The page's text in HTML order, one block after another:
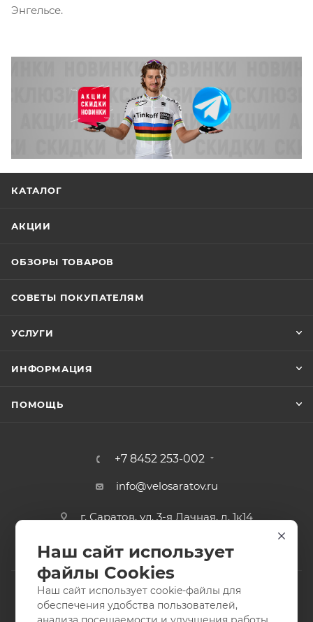
Энгельсе.
КАТАЛОГ
АКЦИИ
ОБЗОРЫ ТОВАРОВ
СОВЕТЫ ПОКУПАТЕЛЯМ
УСЛУГИ
ИНФОРМАЦИЯ
ПОМОЩЬ
+7 8452 253-002
info@velosaratov.ru
г. Саратов, ул. 3-я Дачная, д. 1к14
Наш сайт использует
файлы Cookies
Наш сайт использует cookie-файлы для
обеспечения удобства пользователей,